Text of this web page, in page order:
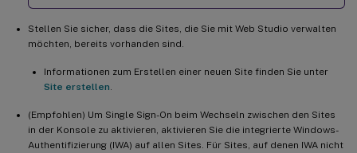
Stellen Sie sicher, dass die Sites, die Sie mit Web Studio verwalten
möchten, bereits vorhanden sind.
Informationen zum Erstellen einer neuen Site finden Sie unter
Site erstellen
(Empfohlen) Um Single Sign-On beim Wechseln zwischen den Sites
in der Konsole zu aktivieren, aktivieren Sie die integrierte Windows-
Authentifizierung (IWA) auf allen Sites. Für Sites, auf denen IWA nicht